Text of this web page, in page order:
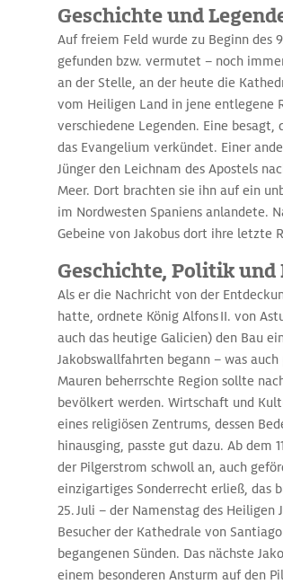
Geschichte und
Auf freiem Feld wurde zu Beginn des
gefunden bzw. vermutet – noch
an der Stelle, an der heute die
vom Heiligen Land in jene entlegene
verschiedene Legenden. Eine
das Evangelium verkündet. Einer
Jünger den Leichnam des Apostels
Meer. Dort brachten sie ihn auf ein
im Nordwesten Spaniens anlandete.
Gebeine von Jakobus dort ihre letzte
Geschichte, Politik und
Als er die Nachricht von der
hatte, ordnete König Alfons II. von
auch das heutige Galicien) den Bau
Jakobswallfahrten begann – was
Mauren beherrschte Region sollte
bevölkert werden. Wirtschaft und
eines religiösen Zentrums, dessen
hinausging, passte gut dazu. Ab dem
der Pilgerstrom schwoll an, auch
einzigartiges Sonderrecht erließ, das
25. Juli – der Namenstag des
Besucher der Kathedrale von
begangenen Sünden. Das nächste
einem besonderen Ansturm auf den